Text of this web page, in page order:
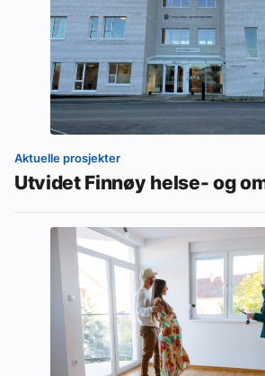
Aktuelle prosjekter
Utvidet Finnøy helse- og